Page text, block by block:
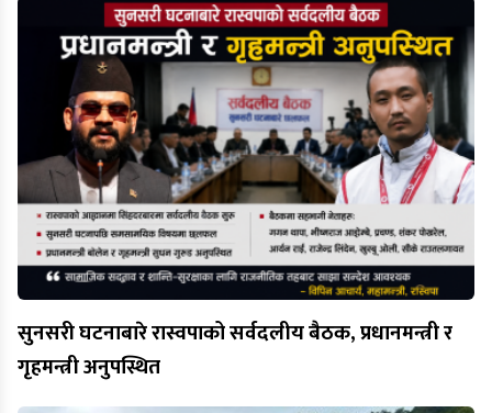
सुनसरी घटनाबारे रास्वपाको सर्वदलीय बैठक, प्रधानमन्त्री र
गृहमन्त्री अनुपस्थित